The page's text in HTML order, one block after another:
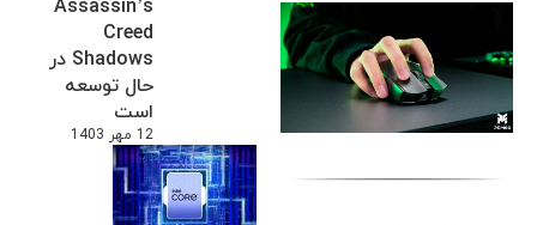
Assassin’s
Creed
Shadows در
حال توسعه
است
12 مهر 1403